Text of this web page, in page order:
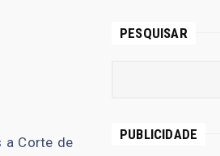
a Corte de
PESQUISAR
PUBLICIDADE